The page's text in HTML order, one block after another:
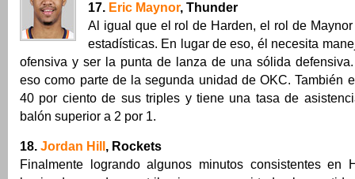
17. Eric Maynor, Thunder
Al igual que el rol de Harden, el rol de
estadísticas. En lugar de eso, él necesita
ofensiva y ser la punta de lanza de una sólida
eso como parte de la segunda unidad de OKC. También
40 por ciento de sus triples y tiene una tasa de
balón superior a 2 por 1.
18. Jordan Hill, Rockets
Finalmente logrando algunos minutos consistentes en